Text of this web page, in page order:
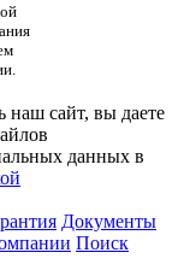
наш сайт, вы даете
данных в
Документы
Поиск